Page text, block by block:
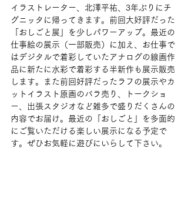
イラストレーター、北澤平祐、3年ぶりにチ
グニッタに帰ってきます。前回大好評だった
「おしごと展」を少しパワーアップ。最近の
仕事絵の展示（一部販売）に加え、お仕事で
はデジタルで着彩していたアナログの線画作
品に新たに水彩で着彩する半新作も展示販売
します。また前回好評だったラフの展示やカ
ットイラスト原画のバラ売り、トークショ
ー、出張スタジオなど雑多で盛りだくさんの
内容でお届け。最近の「おしごと」を多面的
にご覧いただける楽しい展示になる予定で
す。ぜひお気軽に遊びにいらして下さい。